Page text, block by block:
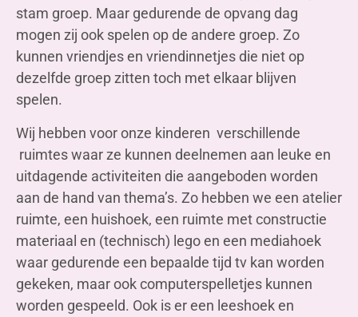
stam groep. Maar gedurende de opvang dag
mogen zij ook spelen op de andere groep. Zo
kunnen vriendjes en vriendinnetjes die niet op
dezelfde groep zitten toch met elkaar blijven
spelen.
Wij hebben voor onze kinderen verschillende
ruimtes waar ze kunnen deelnemen aan leuke en
uitdagende activiteiten die aangeboden worden
aan de hand van thema’s. Zo hebben we een atelier
ruimte, een huishoek, een ruimte met constructie
materiaal en (technisch) lego en een mediahoek
waar gedurende een bepaalde tijd tv kan worden
gekeken, maar ook computerspelletjes kunnen
worden gespeeld. Ook is er een leeshoek en